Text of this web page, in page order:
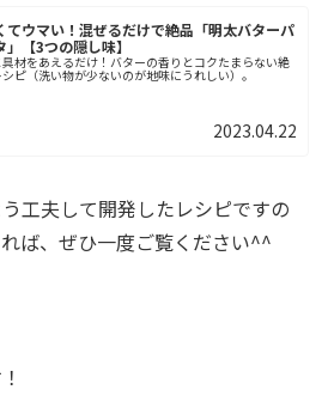
てウマい！混ぜるだけで絶品「明太バターパ
」【3つの隠し味】
材をあえるだけ！バターの香りとコクたまらない絶
ピ（洗い物が少ないのが地味にうれしい）。
2023.04.22
工夫して開発したレシピですの
ば、ぜひ一度ご覧ください^^